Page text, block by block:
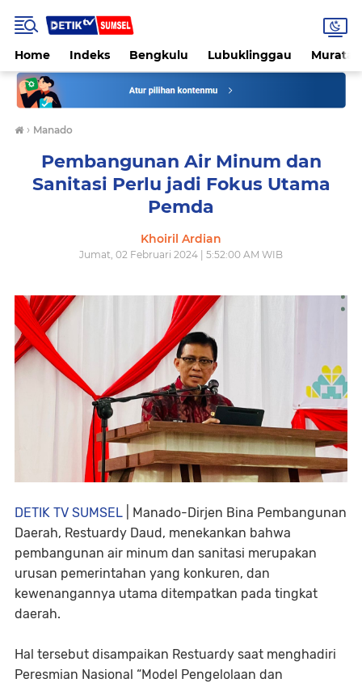
Home Indeks Bengkulu Lubuklinggau
› Manado
Pembangunan Air Minum dan
Sanitasi Perlu jadi Fokus Utama
Pemda
Khoiril Ardian
Jumat, 02 Februari 2024 | 5:52:00 AM WIB
DETIK TV SUMSEL | Manado-Dirjen Bina Pembangunan
Daerah, Restuardy Daud, menekankan bahwa
pembangunan air minum dan sanitasi merupakan
urusan pemerintahan yang konkuren, dan
kewenangannya utama ditempatkan pada tingkat
daerah.
Hal tersebut disampaikan Restuardy saat menghadiri
Peresmian Nasional “Model Pengelolaan dan